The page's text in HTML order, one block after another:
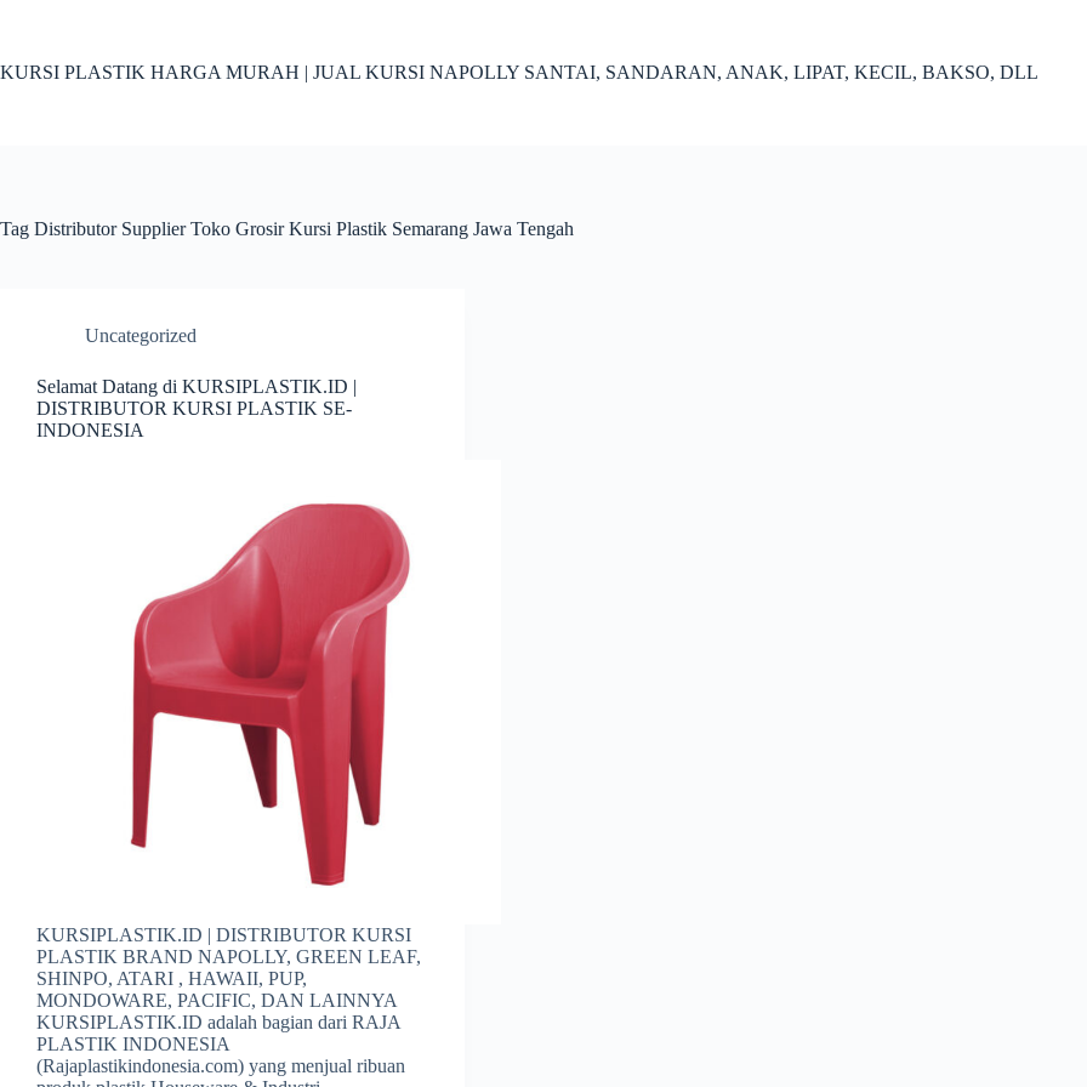
KURSI PLASTIK HARGA MURAH | JUAL KURSI NAPOLLY SANTAI, SANDARAN, ANAK, LIPAT, KECIL, BAKSO, DLL
Tag Distributor Supplier Toko Grosir Kursi Plastik Semarang Jawa Tengah
Uncategorized
Selamat Datang di KURSIPLASTIK.ID |
DISTRIBUTOR KURSI PLASTIK SE-
INDONESIA
KURSIPLASTIK.ID | DISTRIBUTOR KURSI
PLASTIK BRAND NAPOLLY, GREEN LEAF,
SHINPO, ATARI , HAWAII, PUP,
MONDOWARE, PACIFIC, DAN LAINNYA
KURSIPLASTIK.ID adalah bagian dari RAJA
PLASTIK INDONESIA
(Rajaplastikindonesia.com) yang menjual ribuan